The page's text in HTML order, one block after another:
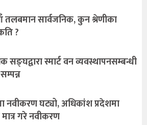
तलबमान सार्वजनिक, कुन श्रेणीका
?
सङ्घद्वारा स्मार्ट वन व्यवस्थापनसम्बन्धी
नवीकरण घट्यो, अधिकांश प्रदेशमा
गरे नवीकरण